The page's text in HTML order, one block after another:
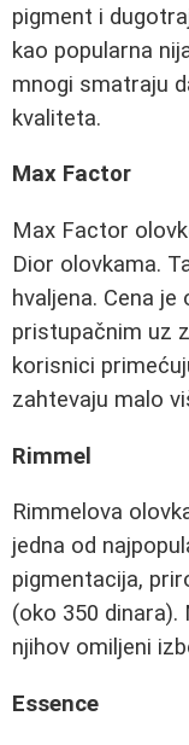
pigment i
kao popularna
mnogi smatraju
kvaliteta.
Max Factor
Max Factor
Dior olovkama.
hvaljena. Cena
pristupačnim uz
korisnici
zahtevaju malo
Rimmel
Rimmelova
jedna od
pigmentacija,
(oko 350
njihov omiljeni
Essence